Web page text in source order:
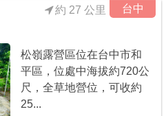
台中
約 27 公里
松嶺露營區位在台中市和
平區，位處中海拔約720公
尺，全草地營位，可收約
25...